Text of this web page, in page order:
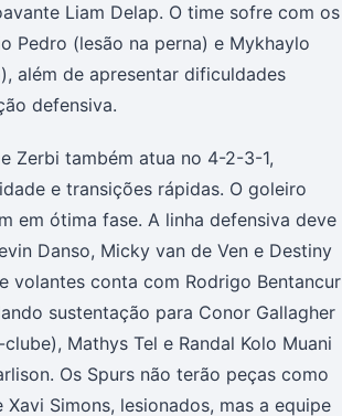
Liam Delap. O time sofre com os
Pedro (lesão na perna) e Mykhaylo
além de apresentar dificuldades
defensiva.
Zerbi também atua no 4-2-3-1,
e transições rápidas. O goleiro
em ótima fase. A linha defensiva deve
Danso, Micky van de Ven e Destiny
volantes conta com Rodrigo Bentancur
sustentação para Conor Gallagher
Mathys Tel e Randal Kolo Muani
Os Spurs não terão peças como
Xavi Simons, lesionados, mas a equipe